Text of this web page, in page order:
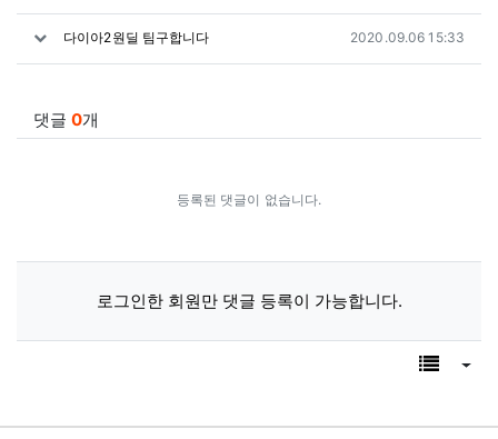
다이아2원딜 팀구합니다 작성일
2020.09.06 15:33
댓글 0개
등록된 댓글이 없습니다.
로그인한 회원만 댓글 등록이 가능합니다.
목록게시